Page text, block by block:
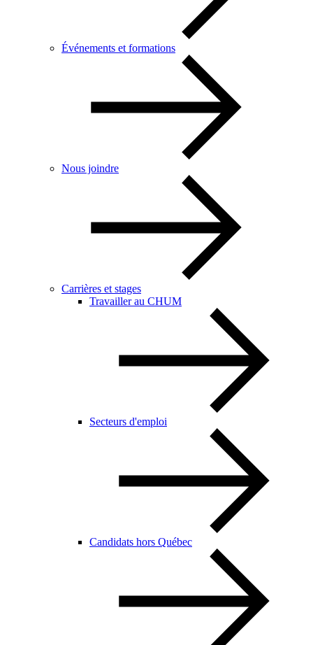
Événements et formations
Nous joindre
Carrières et stages
Travailler au CHUM
Secteurs d'emploi
Candidats hors Québec